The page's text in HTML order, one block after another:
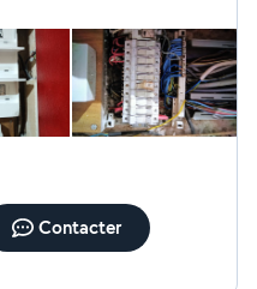
Contacter